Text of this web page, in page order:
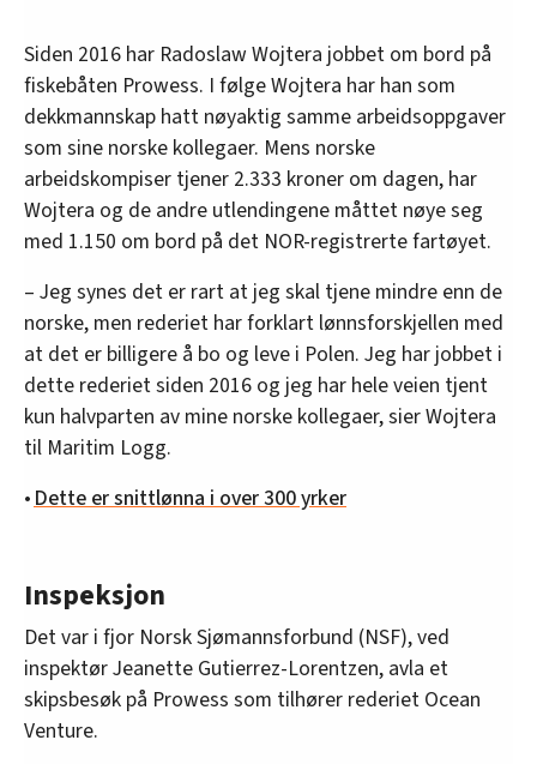
Siden 2016 har Radoslaw Wojtera jobbet om bord på
fiskebåten Prowess. I følge Wojtera har han som
dekkmannskap hatt nøyaktig samme arbeidsoppgaver
som sine norske kollegaer. Mens norske
arbeidskompiser tjener 2.333 kroner om dagen, har
Wojtera og de andre utlendingene måttet nøye seg
med 1.150 om bord på det NOR-registrerte fartøyet.
– Jeg synes det er rart at jeg skal tjene mindre enn de
norske, men rederiet har forklart lønnsforskjellen med
at det er billigere å bo og leve i Polen. Jeg har jobbet i
dette rederiet siden 2016 og jeg har hele veien tjent
kun halvparten av mine norske kollegaer, sier Wojtera
til Maritim Logg.
• Dette er snittlønna i over 300 yrker
Inspeksjon
Det var i fjor Norsk Sjømannsforbund (NSF), ved
inspektør Jeanette Gutierrez-Lorentzen, avla et
skipsbesøk på Prowess som tilhører rederiet Ocean
Venture.